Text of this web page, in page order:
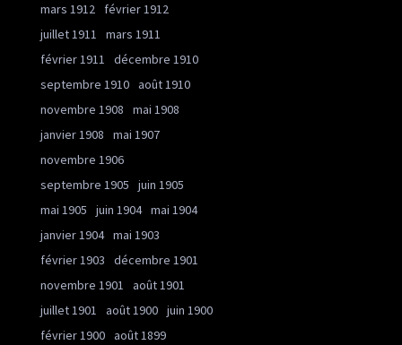
mars 1912
février 1912
juillet 1911
mars 1911
février 1911
décembre 1910
septembre 1910 août 1910
novembre 1908
mai 1908
janvier 1908
mai 1907
novembre 1906
septembre 1905
juin 1905
mai 1905
juin 1904 mai 1904
janvier 1904 mai 1903
février 1903
décembre 1901
novembre 1901
août 1901
juillet 1901
août 1900 juin 1900
février 1900 août 1899